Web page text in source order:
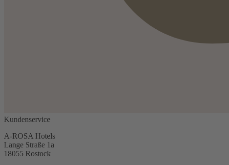
Kundenservice
A-ROSA Hotels
Lange Straße 1a
18055 Rostock